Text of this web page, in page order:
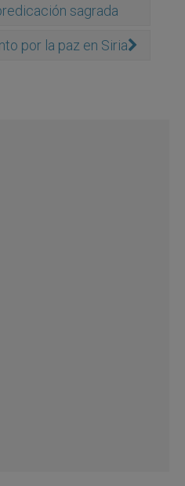
sagrada
por la paz en Siria